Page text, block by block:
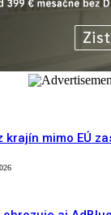
krajín mimo EÚ